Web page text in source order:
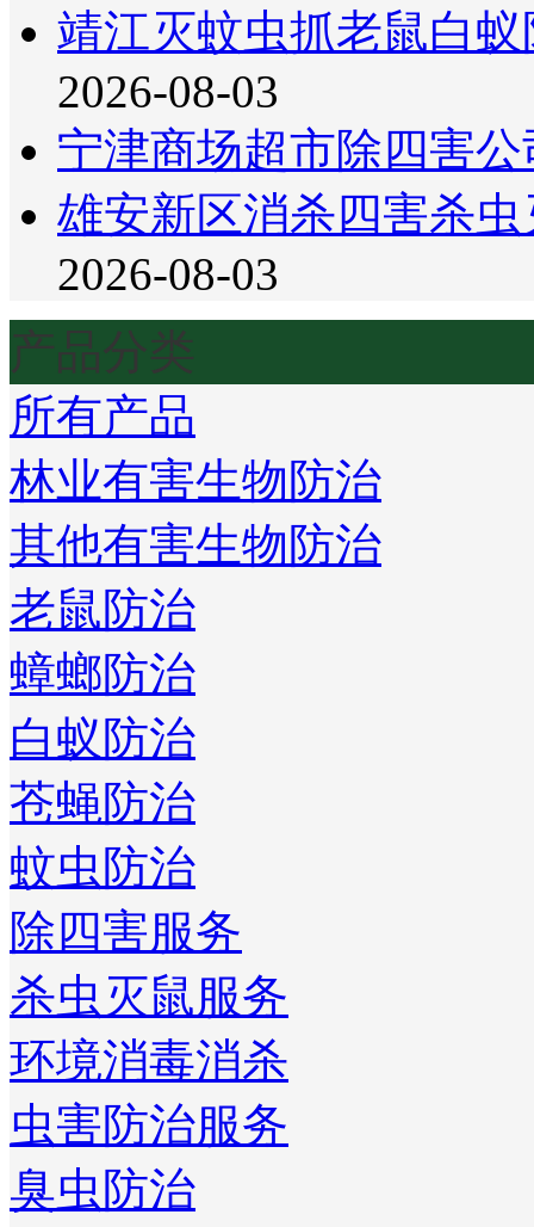
靖江灭蚊虫抓老鼠白
2026-08-03
宁津商场超市除四害
雄安新区消杀四害杀
2026-08-03
产品分类
所有产品
林业有害生物防治
其他有害生物防治
老鼠防治
蟑螂防治
白蚁防治
苍蝇防治
蚊虫防治
除四害服务
杀虫灭鼠服务
环境消毒消杀
虫害防治服务
臭虫防治